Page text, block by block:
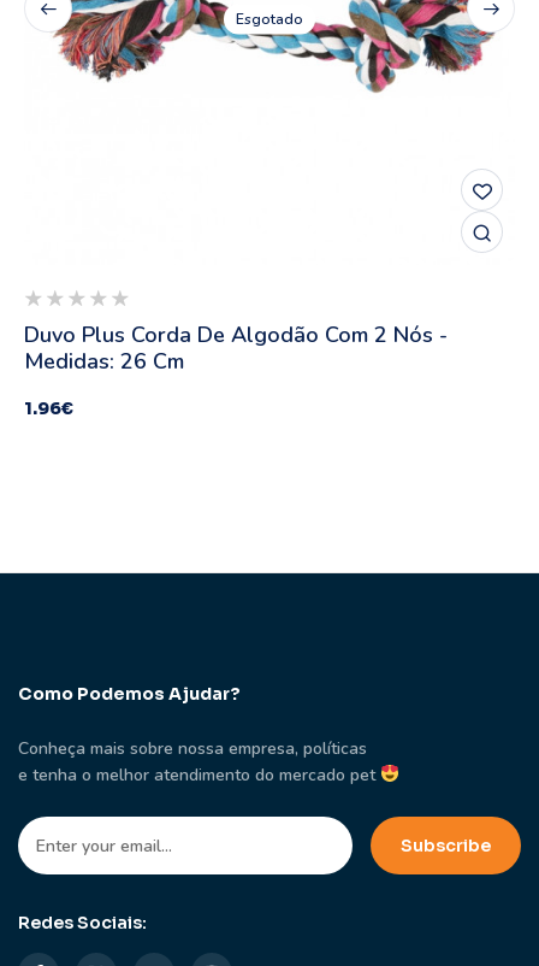
Esgotado
Duvo Plus Corda De Algodão Com 2 Nós -
Medidas: 26 Cm
1.96€
Como Podemos Ajudar?
Conheça mais sobre nossa empresa, políticas
e tenha o melhor atendimento do mercado pet
Redes Sociais: